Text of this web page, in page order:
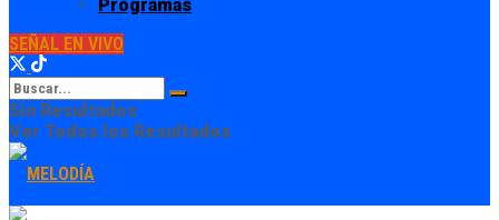
Programas
SEÑAL EN VIVO
Sin Resultados
Ver Todos los Resultados